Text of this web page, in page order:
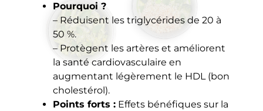
Pourquoi ?
– Réduisent les triglycérides de 20 à
50 %.
– Protègent les artères et améliorent
la santé cardiovasculaire en
augmentant légèrement le HDL (bon
cholestérol).
Points forts : Effets bénéfiques sur la